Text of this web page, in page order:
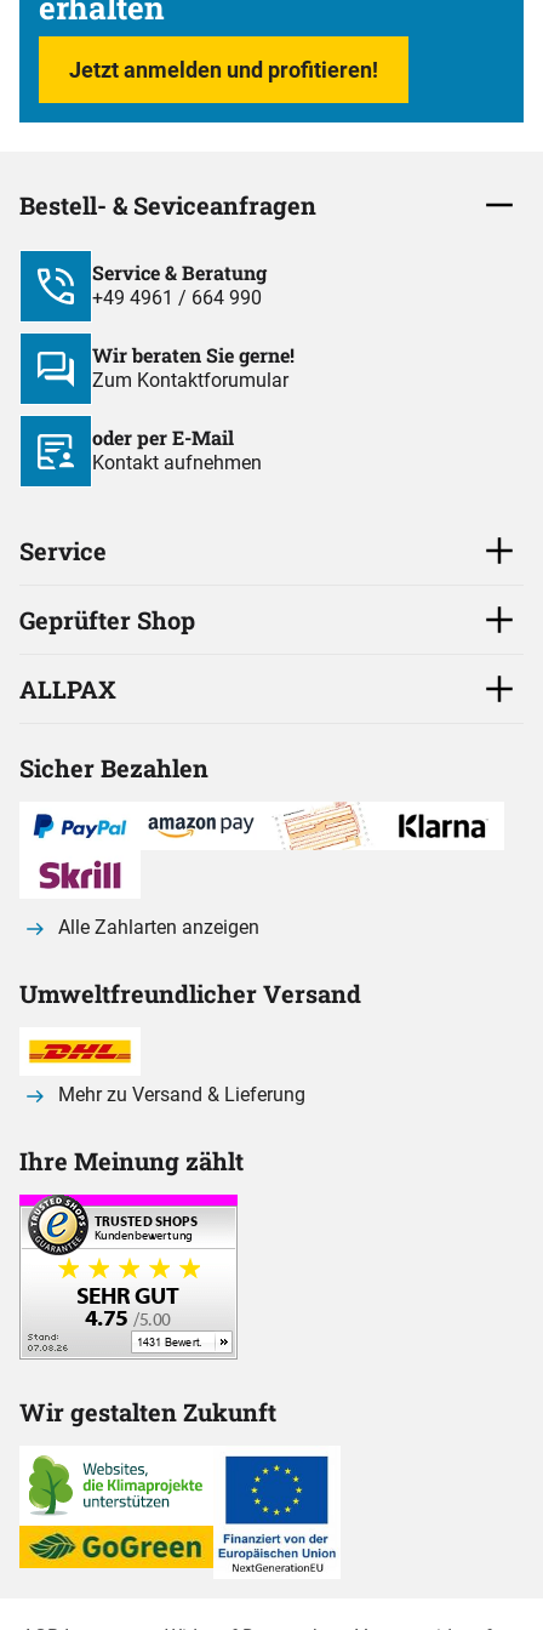
Jetzt anmelden und profitieren!
Bestell- & Seviceanfragen
Service & Beratung
+49 4961 / 664 990
Wir beraten Sie gerne!
Zum Kontaktforumular
oder per E-Mail
Kontakt aufnehmen
Service
Geprüfter Shop
ALLPAX
Sicher Bezahlen
Alle Zahlarten anzeigen
Umweltfreundlicher Versand
Mehr zu Versand & Lieferung
Ihre Meinung zählt
Wir gestalten Zukunft